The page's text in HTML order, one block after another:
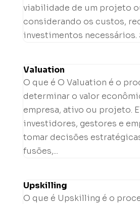
viabilidade de um projeto
considerando os custos,
investimentos necessários.
Valuation
O que é O Valuation é o
determinar o valor
empresa, ativo ou projeto.
investidores, gestores e
tomar decisões
fusões,...
Upskilling
O que é Upskilling é o